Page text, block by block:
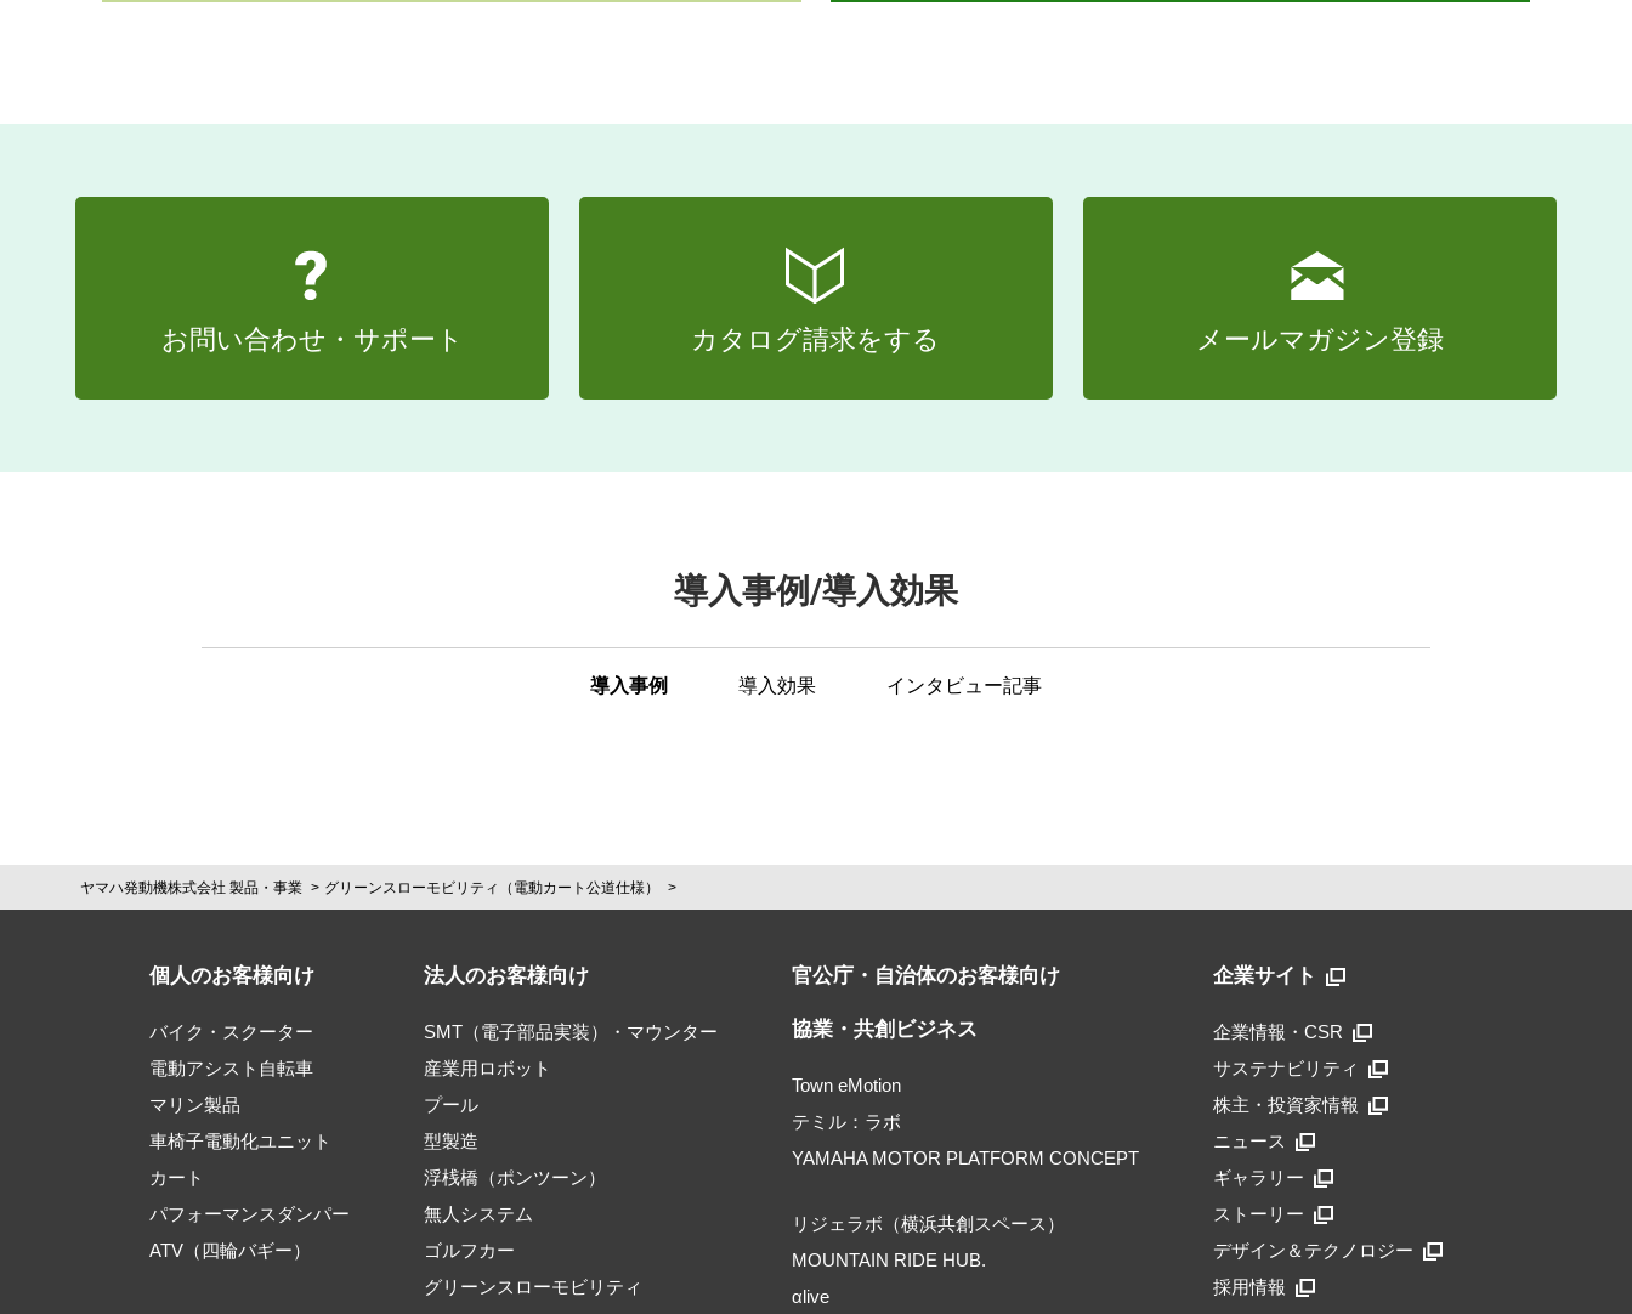
お問い合わせ・サポート カタログ請求をする メールマガジン登録
導入事例/導入効果
導入事例 導入効果 インタビュー記事
ヤマハ発動機株式会社 製品・事業 グリーンスローモビリティ（電動カート公道仕様）
個人のお客様向け
バイク・スクーター
電動アシスト自転車
マリン製品
車椅子電動化ユニット
カート
パフォーマンスダンパー
ATV（四輪バギー）
法人のお客様向け
SMT（電子部品実装）・マウンター
産業用ロボット
プール
型製造
浮桟橋（ポンツーン）
無人システム
ゴルフカー
グリーンスローモビリティ
官公庁・自治体のお客様向け
協業・共創ビジネス
Town eMotion
テミル：ラボ
YAMAHA MOTOR PLATFORM CONCEPT
リジェラボ（横浜共創スペース）
MOUNTAIN RIDE HUB.
αlive
企業サイト
企業情報・CSR
サステナビリティ
株主・投資家情報
ニュース
ギャラリー
ストーリー
デザイン＆テクノロジー
採用情報